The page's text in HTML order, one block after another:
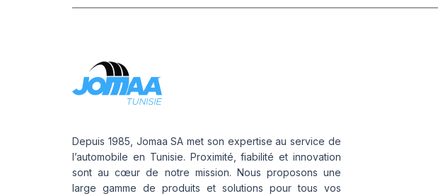
Depuis 1985, Jomaa SA met son expertise au service de
l’automobile en Tunisie. Proximité, fiabilité et innovation
sont au cœur de notre mission. Nous proposons une
large gamme de produits et solutions pour tous vos